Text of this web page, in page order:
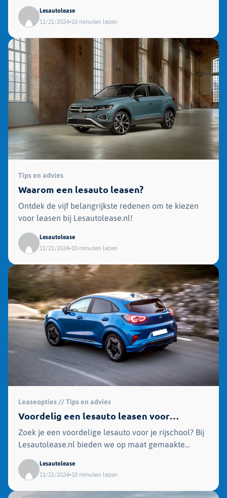
Lesautolease
11/21/2024•10 minuten lezen
Tips en advies
Waarom een lesauto leasen?
Ontdek de vijf belangrijkste redenen om te kiezen
voor leasen bij Lesautolease.nl!
Lesautolease
11/21/2024•10 minuten lezen
Leaseopties // Tips en advies
Voordelig een lesauto leasen voor
rijscholen
Zoek je een voordelige lesauto voor je rijschool? Bij
Lesautolease.nl bieden we op maat gemaakte
aansluiten op jouw behoeften!
Lesautolease
11/21/2024•10 minuten lezen